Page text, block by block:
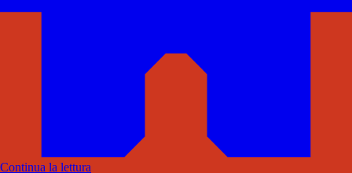
Continua la lettura